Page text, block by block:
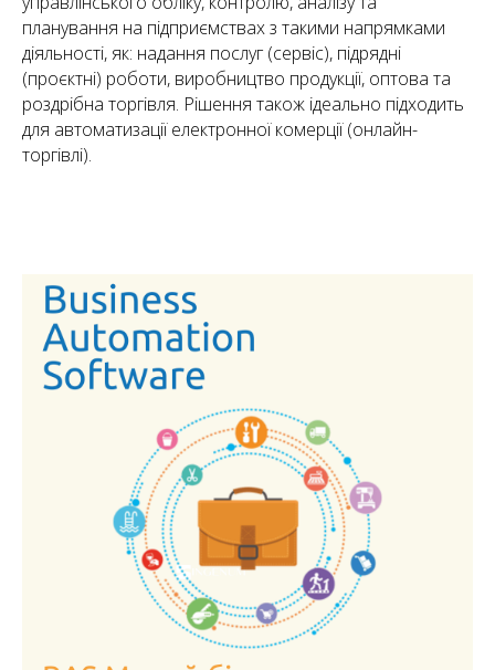
планування на підприємствах з такими напрямками
діяльності, як: надання послуг (сервіс), підрядні
(проєктні) роботи, виробництво продукції, оптова та
роздрібна торгівля. Рішення також ідеально підходить
для автоматизації електронної комерції (онлайн-
торгівлі).